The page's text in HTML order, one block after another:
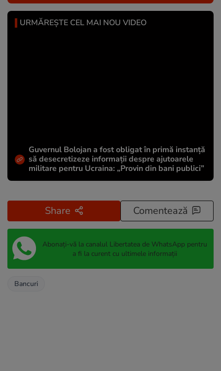
URMĂREȘTE CEL MAI NOU VIDEO
Guvernul Bolojan a fost obligat în primă instanță
să desecretizeze informații despre ajutoarele
militare pentru Ucraina: „Provin din bani publici”
Share Comentează
Abonați-vă la canalul Libertatea de WhatsApp pentru
a fi la curent cu ultimele informații
Bancuri